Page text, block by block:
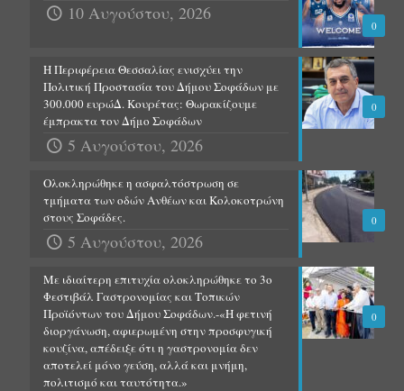
0
10 Αυγούστου, 2026
0
Η Περιφέρεια Θεσσαλίας ενισχύει την
Πολιτική Προστασία του Δήμου Σοφάδων με
300.000 ευρώΔ. Κουρέτας: Θωρακίζουμε
έμπρακτα τον Δήμο Σοφάδων
5 Αυγούστου, 2026
0
Ολοκληρώθηκε η ασφαλτόστρωση σε
τμήματα των οδών Ανθέων και Κολοκοτρώνη
στους Σοφάδες.
5 Αυγούστου, 2026
0
Με ιδιαίτερη επιτυχία ολοκληρώθηκε το 3ο
Φεστιβάλ Γαστρονομίας και Τοπικών
Προϊόντων του Δήμου Σοφάδων.-«Η φετινή
διοργάνωση, αφιερωμένη στην προσφυγική
κουζίνα, απέδειξε ότι η γαστρονομία δεν
αποτελεί μόνο γεύση, αλλά και μνήμη,
πολιτισμό και ταυτότητα.»